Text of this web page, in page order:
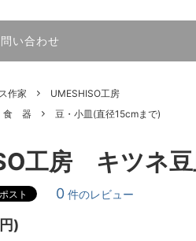
い合わせ
作家
UMESHISO工房
食 器 豆・小皿(直径15cmまで)
工房 キツネ
0 件のレビュー
)